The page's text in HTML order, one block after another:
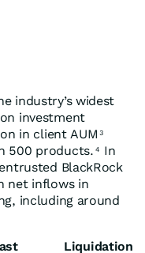
industry’s widest
investment
in client AUM 3
500 products. 4
In
BlackRock
net inflows in
including around
Liquidation